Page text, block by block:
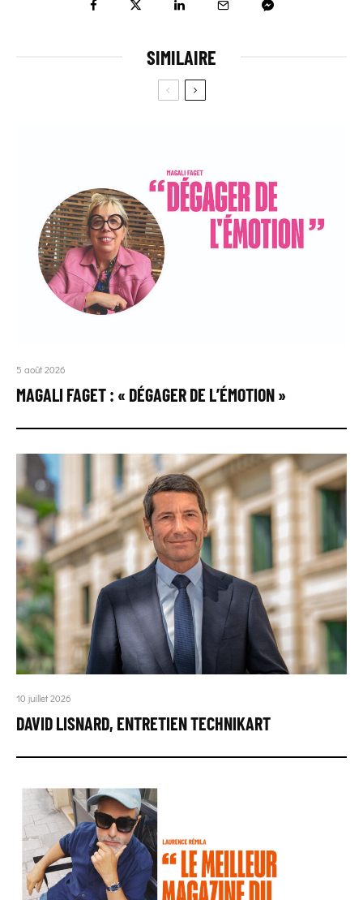
SIMILAIRE
5 août 2026
MAGALI FAGET : « DÉGAGER DE L’ÉMOTION »
10 juillet 2026
DAVID LISNARD, ENTRETIEN TECHNIKART